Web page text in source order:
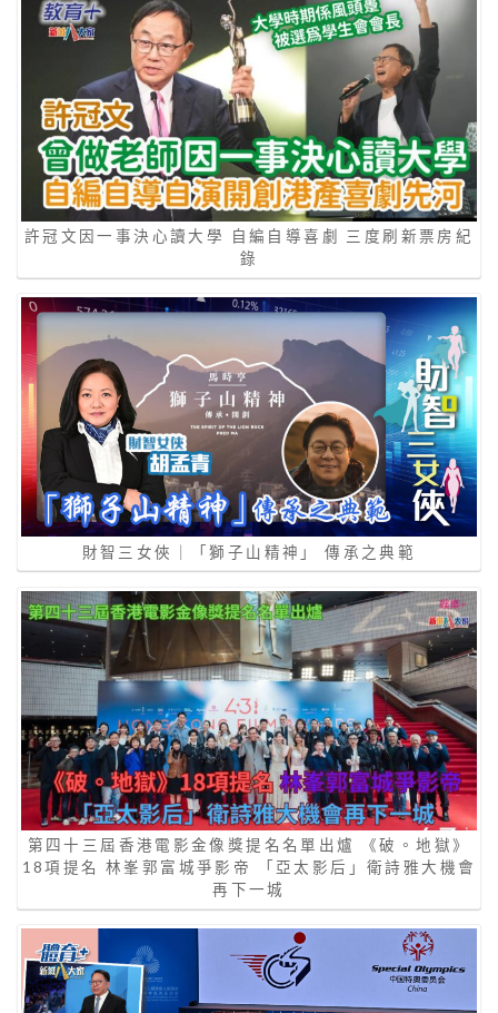
許冠文因一事決心讀大學 自編自導喜劇 三度刷新票房紀
錄
財智三女俠｜「獅子山精神」 傳承之典範
第四十三屆香港電影金像獎提名名單出爐 《破。地獄》
18項提名 林峯郭富城爭影帝 「亞太影后」衛詩雅大機會
再下一城